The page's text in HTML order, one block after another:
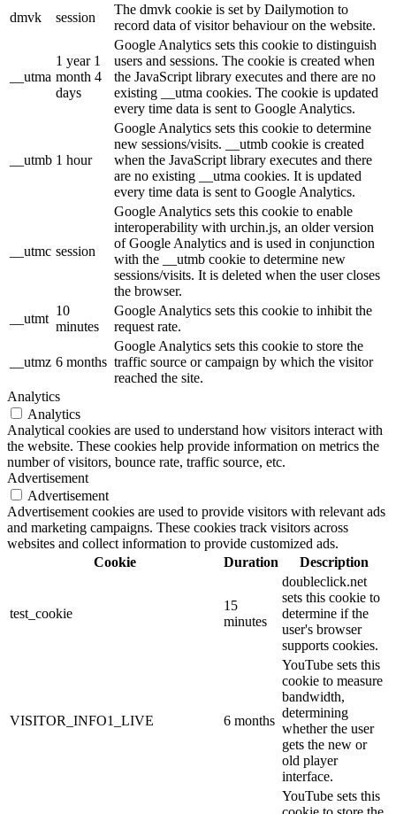
dmvk
session
The dmvk cookie is set by Dailymotion to
record data of visitor behaviour on the website.
__utma
1 year 1
month 4
days
Google Analytics sets this cookie to distinguish
users and sessions. The cookie is created when
the JavaScript library executes and there are no
existing __utma cookies. The cookie is updated
every time data is sent to Google Analytics.
__utmb 1 hour
Google Analytics sets this cookie to determine
new sessions/visits. __utmb cookie is created
when the JavaScript library executes and there
are no existing __utma cookies. It is updated
every time data is sent to Google Analytics.
__utmc session
Google Analytics sets this cookie to enable
interoperability with urchin.js, an older version
of Google Analytics and is used in conjunction
with the __utmb cookie to determine new
sessions/visits. It is deleted when the user closes
the browser.
__utmt
10
minutes
Google Analytics sets this cookie to inhibit the
request rate.
__utmz 6 months
Google Analytics sets this cookie to store the
traffic source or campaign by which the visitor
reached the site.
Analytics
Analytics
Analytical cookies are used to understand how visitors interact with
the website. These cookies help provide information on metrics the
number of visitors, bounce rate, traffic source, etc.
Advertisement
Advertisement
Advertisement cookies are used to provide visitors with relevant ads
and marketing campaigns. These cookies track visitors across
websites and collect information to provide customized ads.
Cookie
Duration Description
test_cookie
15
minutes
doubleclick.net
sets this cookie to
determine if the
user's browser
supports cookies.
VISITOR_INFO1_LIVE 6 months
YouTube sets this
cookie to measure
bandwidth,
determining
whether the user
gets the new or
old player
interface.
YouTube sets this